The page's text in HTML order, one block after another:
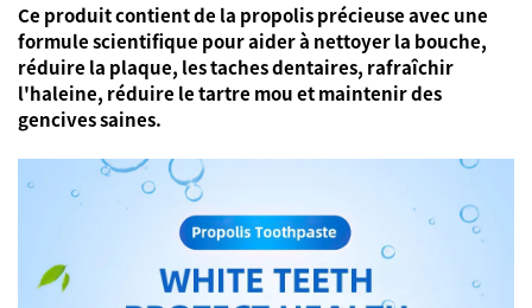
Ce produit contient de la propolis précieuse avec une
formule scientifique pour aider à nettoyer la bouche,
réduire la plaque, les taches dentaires, rafraîchir
l'haleine, réduire le tartre mou et maintenir des
gencives saines.